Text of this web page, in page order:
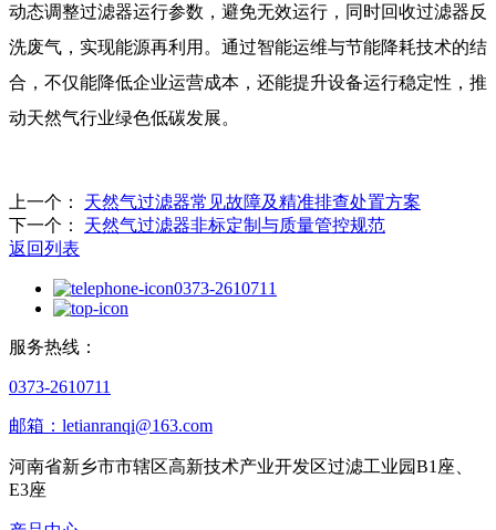
动态调整过滤器运行参数，避免无效运行，同时回收过滤器反
洗废气，实现能源再利用。通过智能运维与节能降耗技术的结
合，不仅能降低企业运营成本，还能提升设备运行稳定性，推
动天然气行业绿色低碳发展。
上一个：
天然气过滤器常见故障及精准排查处置方案
下一个：
天然气过滤器非标定制与质量管控规范
返回列表
0373-2610711
服务热线：
0373-2610711
邮箱：letianranqi@163.com
河南省新乡市市辖区高新技术产业开发区过滤工业园B1座、
E3座